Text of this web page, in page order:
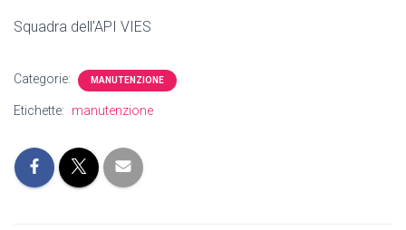
Squadra dell'API VIES
Categorie: MANUTENZIONE
Etichette: manutenzione